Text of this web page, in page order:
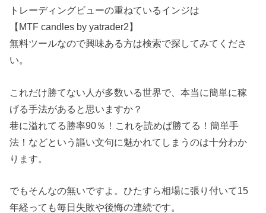
トレーディングビューの重ねているインジは
【MTF candles by yatrader2】
無料ツールなので興味ある方は検索で探してみてくださ
い。
これだけ勝てない人が多数いる世界で、本当に簡単に稼
げる手法があると思いますか？
巷に溢れてる勝率90％！これを読めば勝てる！簡単手
法！などという謳い文句に魅かれてしまうのは十分わか
ります。
でもそんなの無いですよ。ひたすら相場に張り付いて15
年経っても毎日失敗や後悔の連続です。